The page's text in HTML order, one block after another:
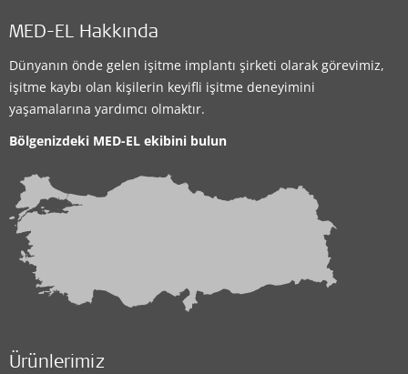
Maxtone Ümitköy
Mutlukent Mah. 2432. Cadde No: 47/A Çankaya
Ankara
Desteklenen İşitme Çözümleri:
CI System
İletişim detayları
Clinic
Maxtone İskenderun Merkez
MED-EL Hakkında
Dünyanın önde gelen işitme implantı şirketi olarak görevimiz,
işitme kaybı olan kişilerin keyifli işitme deneyimini
yaşamalarına yardımcı olmaktır.
Bölgenizdeki MED-EL ekibini bulun
Ürünlerimiz